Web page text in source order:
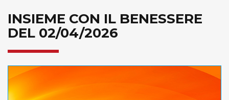
INSIEME CON IL BENESSERE
DEL 02/04/2026